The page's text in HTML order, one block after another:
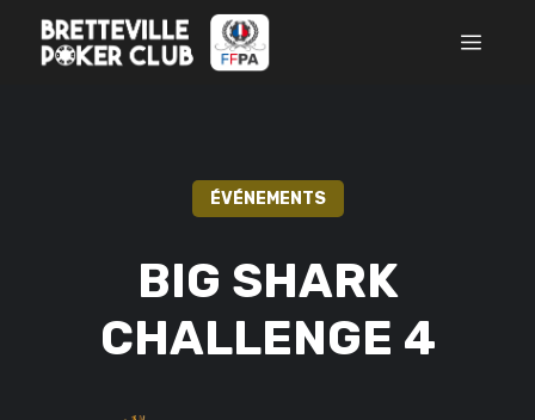
Aller
ÉVÉNEMENTS
BIG SHARK
CHALLENGE 4